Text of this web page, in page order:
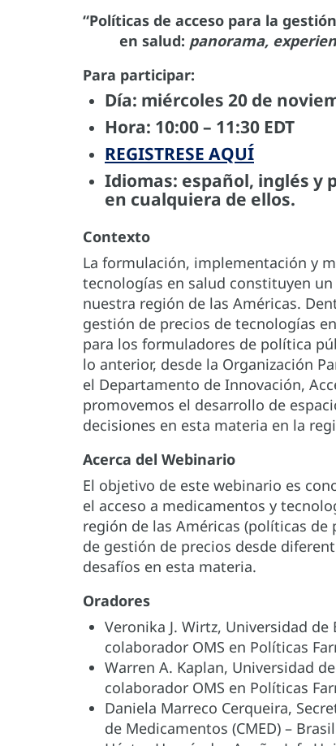
“Políticas de acceso para la
en salud: panorama,
Para participar:
Día: miércoles 20 de
Hora: 10:00 – 11:30 EDT
REGISTRESE AQUÍ
Idiomas: español, inglés y
en cualquiera de ellos.
Contexto
La formulación, implementación y
tecnologías en salud constituyen
nuestra región de las Américas.
gestión de precios de tecnologías
para los formuladores de política
lo anterior, desde la Organización
el Departamento de Innovación,
promovemos el desarrollo de
decisiones en esta materia en la
Acerca del Webinario
El objetivo de este webinario es
el acceso a medicamentos y
región de las Américas (políticas
de gestión de precios desde
desafíos en esta materia.
Oradores
Veronika J. Wirtz, Universidad
colaborador OMS en Políticas
Warren A. Kaplan, Universidad
colaborador OMS en Políticas
Daniela Marreco Cerqueira,
de Medicamentos (CMED) – Brasil